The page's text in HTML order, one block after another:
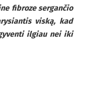
fibroze sergančio
viską, kad
ilgiau nei iki